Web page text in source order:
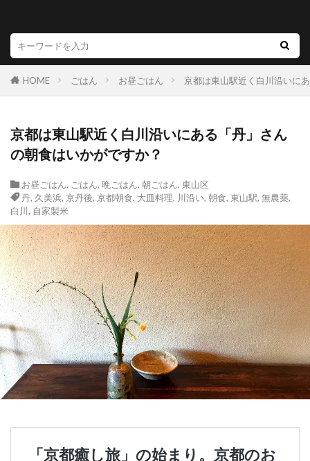
HOME ごはん お昼ごはん 京都は東山駅近く白川沿いに
京都は東山駅近く白川沿いにある「丹」さん
の朝食はいかがですか？
お昼ごはん, ごはん, 晩ごはん, 朝ごはん, 東山区
丹, 久美浜, 京丹後, 京都朝食, 大皿料理, 川沿い, 朝食, 東山駅, 無農薬,
白川, 自家製米